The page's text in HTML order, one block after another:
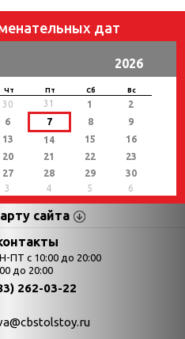
дат
2026
Чт Пт Сб Вс
30 31 1
2
6 7 8
9
13 14 15
16
20 21 22
23
27 28 29
30
3 4 5 6
сайта
Категории
Выставки
День в истории
День в истории.
ПТ с 10:00 до 20:00
до 20:00
262-03-22